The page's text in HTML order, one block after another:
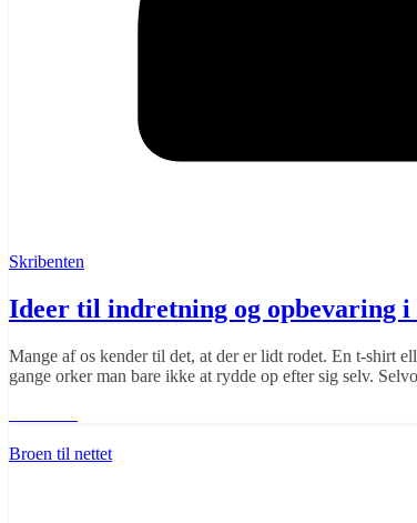
Skribenten
Ideer til indretning og opbevaring i
Mange af os kender til det, at der er lidt rodet. En t-shirt
gange orker man bare ikke at rydde op efter sig selv.
Broen til nettet